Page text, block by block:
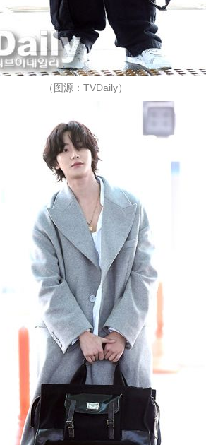
（图源：TVDaily）